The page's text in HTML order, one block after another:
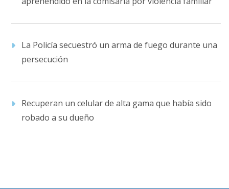
La Policía secuestró un arma de fuego durante una
persecución
Recuperan un celular de alta gama que había sido
robado a su dueño